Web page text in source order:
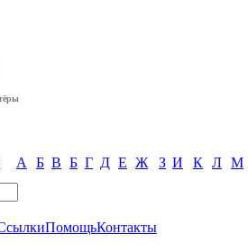
А Б В Б Г Д Е Ж З И К Л М
ПомощьКонтакты